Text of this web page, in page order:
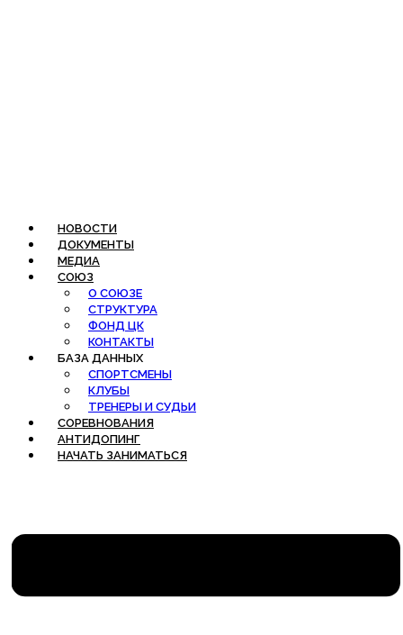
НОВОСТИ
ДОКУМЕНТЫ
МЕДИА
СОЮЗ
О СОЮЗЕ
СТРУКТУРА
ФОНД ЦК
КОНТАКТЫ
БАЗА ДАННЫХ
СПОРТСМЕНЫ
КЛУБЫ
ТРЕНЕРЫ И СУДЬИ
СОРЕВНОВАНИЯ
АНТИДОПИНГ
НАЧАТЬ ЗАНИМАТЬСЯ